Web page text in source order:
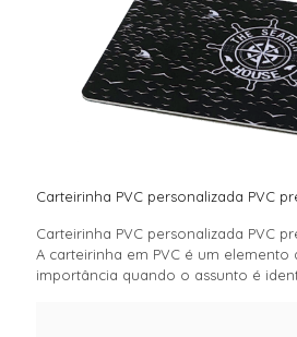
Carteirinha PVC personalizada PVC
Carteirinha PVC personalizada PVC
A carteirinha em PVC é um elemento
importância quando o assunto é